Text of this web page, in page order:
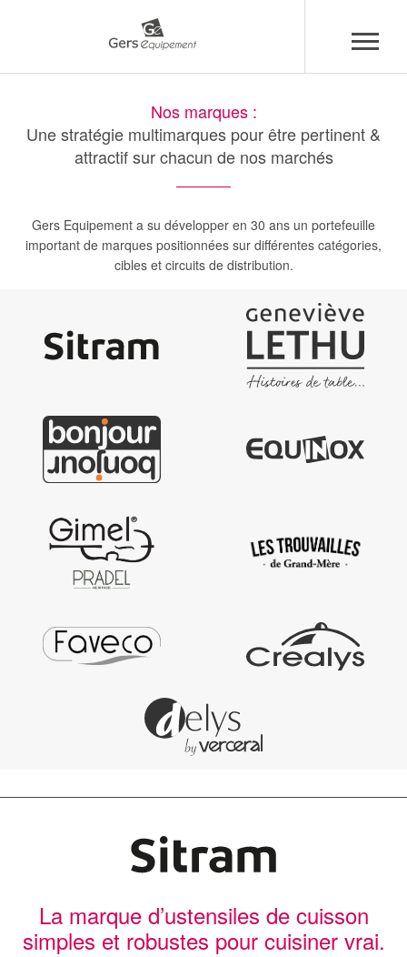
principal
Nos marques :
Une stratégie multimarques pour être pertinent &
attractif sur chacun de nos marchés
Gers Equipement a su développer en 30 ans un portefeuille
important de marques positionnées sur différentes catégories,
cibles et circuits de distribution.
La marque d’ustensiles de cuisson
simples et robustes pour cuisiner vrai.